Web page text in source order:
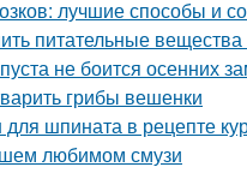
лучшие способы и
питательные вещества
не боится осенних
грибы вешенки
шпината в рецепте
любимом смузи